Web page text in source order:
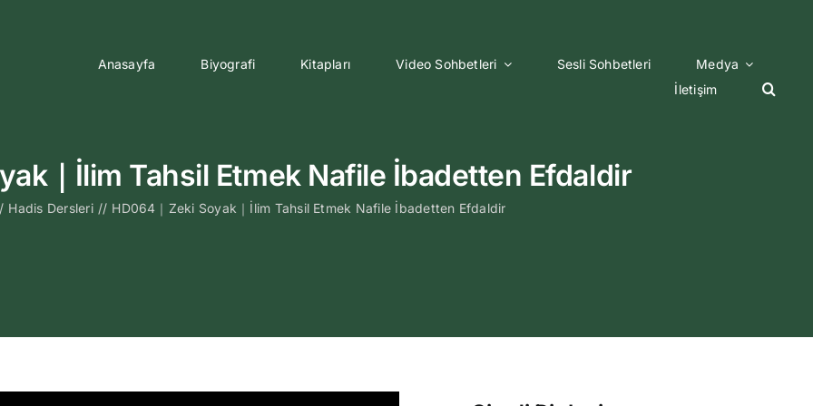
Anasayfa Biyografi Kitapları Video Sohbetleri Sesli Sohbetleri
Medya
İletişim
｜İlim Tahsil Etmek Nafile İbadetten Efdaldir
Hadis Dersleri // HD064｜Zeki Soyak｜İlim Tahsil Etmek Nafile İbadetten Efdaldir